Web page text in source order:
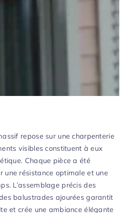
repose sur une charpenterie
visibles constituent à eux
Chaque pièce a été
une résistance optimale et une
L’assemblage précis des
balustrades ajourées garantit
et crée une ambiance élégante